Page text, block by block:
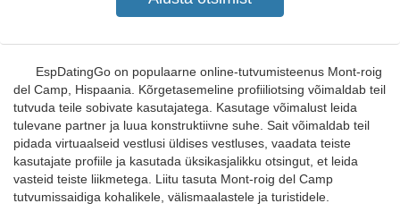
EspDatingGo on populaarne online-tutvumisteenus Mont-roig
del Camp, Hispaania. Kõrgetasemeline profiiliotsing võimaldab teil
tutvuda teile sobivate kasutajatega. Kasutage võimalust leida
tulevane partner ja luua konstruktiivne suhe. Sait võimaldab teil
pidada virtuaalseid vestlusi üldises vestluses, vaadata teiste
kasutajate profiile ja kasutada üksikasjalikku otsingut, et leida
vasteid teiste liikmetega. Liitu tasuta Mont-roig del Camp
tutvumissaidiga kohalikele, välismaalastele ja turistidele.